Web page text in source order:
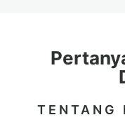
TENTANG